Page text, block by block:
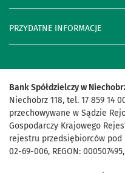
PRZYDATNE INFORMACJE
Bank Spółdzielczy w
Niechobrz 118, tel. 17 859 14
przechowywane w Sądzie
Gospodarczy Krajowego
rejestru przedsiębiorców pod
02-69-006, REGON: